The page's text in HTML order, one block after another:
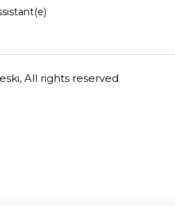
All rights reserved